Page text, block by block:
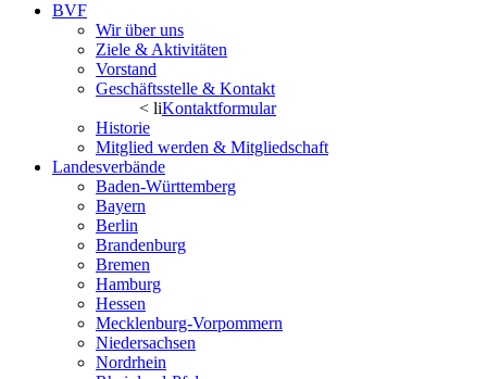
BVF
Wir über uns
Ziele & Aktivitäten
Vorstand
Geschäftsstelle & Kontakt
< liKontaktformular
Historie
Mitglied werden & Mitgliedschaft
Landesverbände
Baden-Württemberg
Bayern
Berlin
Brandenburg
Bremen
Hamburg
Hessen
Mecklenburg-Vorpommern
Niedersachsen
Nordrhein